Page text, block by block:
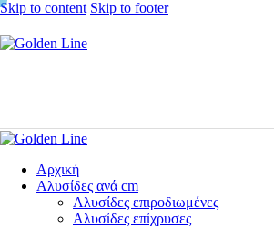
Skip to content Skip to footer
Αρχική
Αλυσίδες ανά cm
Αλυσίδες επιροδιωμένες
Αλυσίδες επίχρυσες